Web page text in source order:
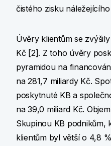
čistého zisku
Úvěry klientům se
Kč [2]. Z toho úvěry
pyramidou na
na 281,7 miliardy Kč.
poskytnuté KB a
na 39,0 miliard Kč.
Skupinou KB podnikům,
klientům byl větší o 4,8